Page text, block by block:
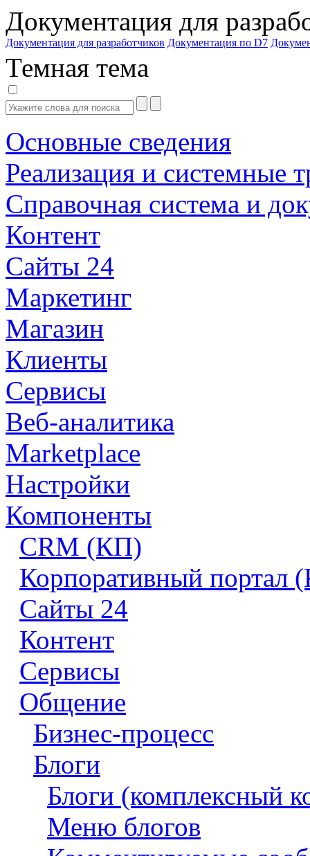
Документация для
Документация для разработчиков Документация по D7
Темная тема
Основные сведения
Реализация и системные
Справочная система и
Контент
Сайты 24
Маркетинг
Магазин
Клиенты
Сервисы
Веб-аналитика
Marketplace
Настройки
Компоненты
CRM (КП)
Корпоративный портал
Сайты 24
Контент
Сервисы
Общение
Бизнес-процесс
Блоги
Блоги (комплексный
Меню блогов